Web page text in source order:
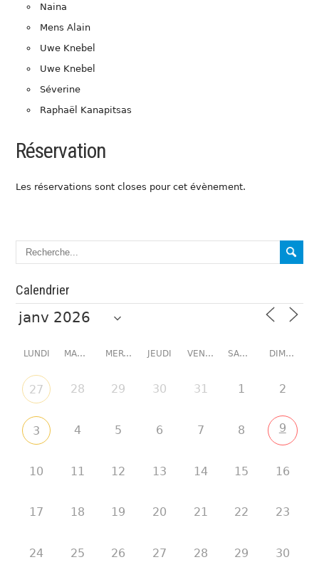
Naina
Mens Alain
Uwe Knebel
Uwe Knebel
Séverine
Raphaël Kanapitsas
Réservation
Les réservations sont closes pour cet évènement.
Calendrier
LUNDI MARDI MERCREDI JEUDI VENDREDI SAMEDI DIMANCHE
27 28 29 30 31 1 2
3 4 5 6 7 8 9
10 11 12 13 14 15 16
17 18 19 20 21 22 23
24 25 26 27 28 29 30